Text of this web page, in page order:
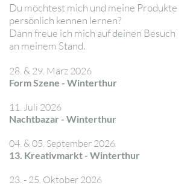
Du möchtest mich und meine Produkte
persönlich kennen lernen?
Dann freue ich mich auf deinen Besuch
an meinem Stand.
28. & 29. März 2026
Form Szene - Winterthur
11. Juli 2026
Nachtbazar - Winterthur
04. & 05. September 2026
13. Kreativmarkt - Winterthur
23. - 25. Oktober 2026